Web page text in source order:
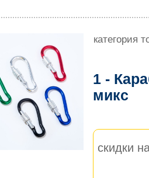
категория
1 -
микс
скидки